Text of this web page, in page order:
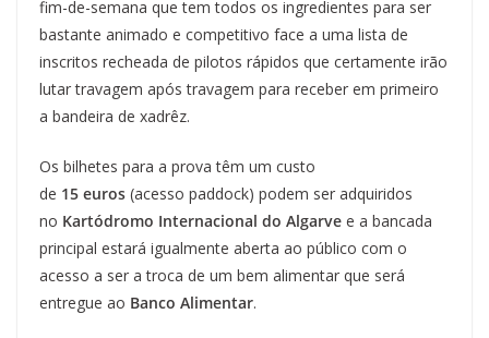
fim-de-semana que tem todos os ingredientes para ser
bastante animado e competitivo face a uma lista de
inscritos recheada de pilotos rápidos que certamente irão
lutar travagem após travagem para receber em primeiro
a bandeira de xadrêz.
Os bilhetes para a prova têm um custo
de 15 euros (acesso paddock) podem ser adquiridos
no Kartódromo Internacional do Algarve e a bancada
principal estará igualmente aberta ao público com o
acesso a ser a troca de um bem alimentar que será
entregue ao Banco Alimentar.